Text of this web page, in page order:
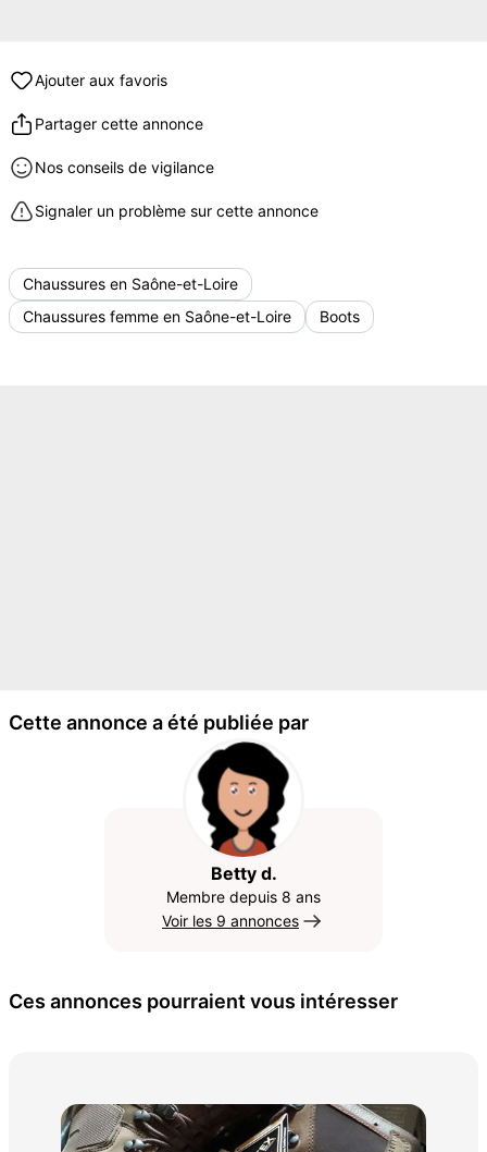
Ajouter aux favoris
Partager cette annonce
Nos conseils de vigilance
Signaler un problème sur cette annonce
Chaussures en Saône-et-Loire
Chaussures femme en Saône-et-Loire
Boots
Cette annonce a été publiée par
Betty d.
Membre depuis 8 ans
Voir les 9 annonces
Ces annonces pourraient vous intéresser